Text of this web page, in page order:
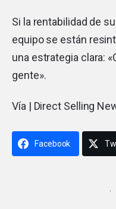
Si la rentabilidad de
equipo se están
una estrategia clara:
gente».
Vía | Direct Selling
Facebook